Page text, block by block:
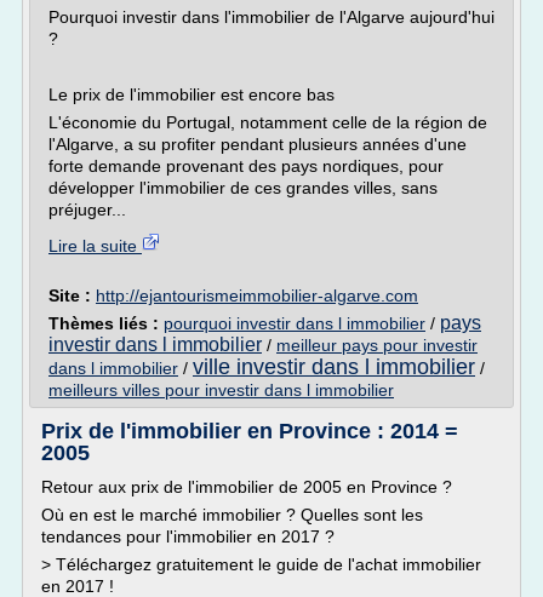
Pourquoi investir dans l'immobilier de l'Algarve aujourd'hui
?
Le prix de l'immobilier est encore bas
L'économie du Portugal, notamment celle de la région de
l'Algarve, a su profiter pendant plusieurs années d'une
forte demande provenant des pays nordiques, pour
développer l'immobilier de ces grandes villes, sans
préjuger...
Lire la suite
Site : http://ejantourismeimmobilier-algarve.com
Thèmes liés : pourquoi investir dans l immobilier / pays
investir dans l immobilier / meilleur pays pour investir
dans l immobilier / ville investir dans l immobilier /
meilleurs villes pour investir dans l immobilier
Prix de l'immobilier en Province : 2014 =
2005
Retour aux prix de l'immobilier de 2005 en Province ?
Où en est le marché immobilier ? Quelles sont les
tendances pour l'immobilier en 2017 ?
> Téléchargez gratuitement le guide de l'achat immobilier
en 2017 !